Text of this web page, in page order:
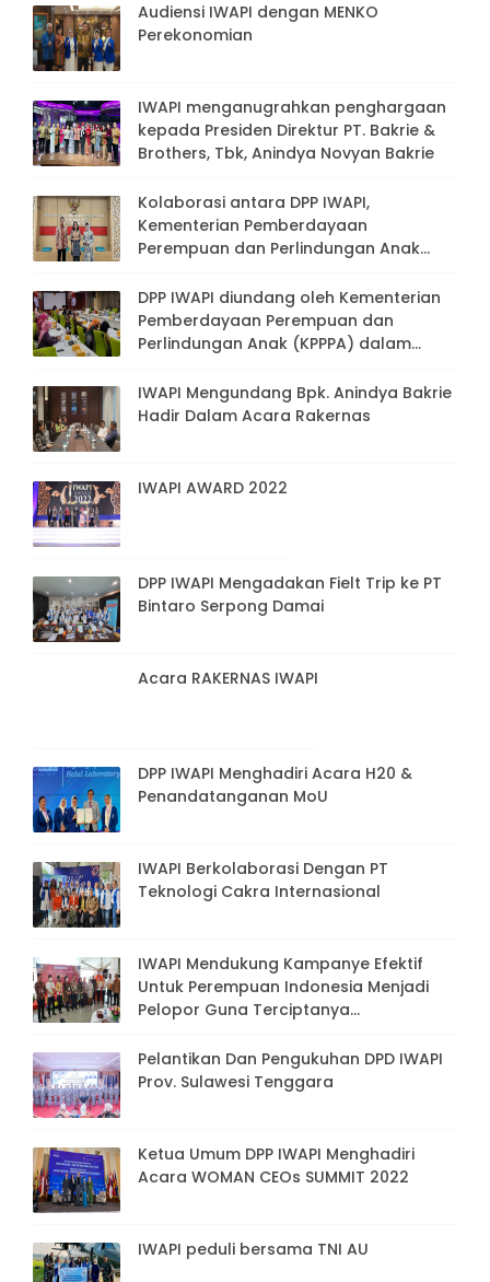
Audiensi IWAPI dengan MENKO
Perekonomian
IWAPI menganugrahkan penghargaan
kepada Presiden Direktur PT. Bakrie &
Brothers, Tbk, Anindya Novyan Bakrie
Kolaborasi antara DPP IWAPI,
Kementerian Pemberdayaan
Perempuan dan Perlindungan Anak
Bakrie & Brothers, Tbk
DPP IWAPI diundang oleh Kementerian
Pemberdayaan Perempuan dan
Perlindungan Anak (KPPPA) dalam
Hari Ibu ke-94 tahun 2022
IWAPI Mengundang Bpk. Anindya Bakrie
Hadir Dalam Acara Rakernas
IWAPI AWARD 2022
DPP IWAPI Mengadakan Fielt Trip ke PT
Bintaro Serpong Damai
Acara RAKERNAS IWAPI
DPP IWAPI Menghadiri Acara H20 &
Penandatanganan MoU
IWAPI Berkolaborasi Dengan PT
Teknologi Cakra Internasional
IWAPI Mendukung Kampanye Efektif
Untuk Perempuan Indonesia Menjadi
Pelopor Guna Terciptanya
Lingkungan Publik Yang Bebas Dari
Kekerasan Pada Perempuan Dan Anak
Pelantikan Dan Pengukuhan DPD IWAPI
Prov. Sulawesi Tenggara
Ketua Umum DPP IWAPI Menghadiri
Acara WOMAN CEOs SUMMIT 2022
IWAPI peduli bersama TNI AU